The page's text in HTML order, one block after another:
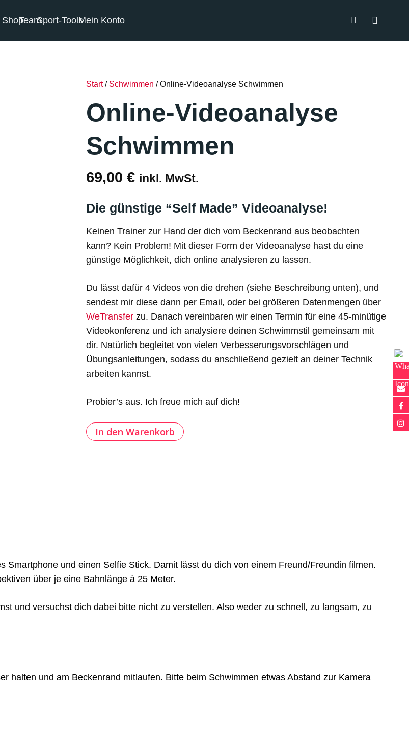
ShopTeamSport-ToolsMein Konto
Start/ Schwimmen / Online-Videoanalyse Schwimmen
Online-Videoanalyse
Schwimmen
69,00 € inkl. MwSt.
Die günstige “Self Made” Videoanalyse!
Keinen Trainer zur Hand der dich vom Beckenrand aus beobachten
kann? Kein Problem! Mit dieser Form der Videoanalyse hast du eine
günstige Möglichkeit, dich online analysieren zu lassen.
Du lässt dafür 4 Videos von die drehen (siehe Beschreibung unten), und
sendest mir diese dann per Email, oder bei größeren Datenmengen über
WeTransferzu. Danach vereinbaren wir einen Termin für eine 45-minütige
Videokonferenz und ich analysiere deinen Schwimmstil gemeinsam mit
dir. Natürlich begleitet von vielen Verbesserungsvorschlägen und
Übungsanleitungen, sodass du anschließend gezielt an deiner Technik
arbeiten kannst.
Probier’s aus. Ich freue mich auf dich!
Online-
In den Warenkorb
Smartphone und einen Selfie Stick. Damit lässt du dich von einem Freund/Freundin filmen.
über je eine Bahnlänge à 25 Meter.
und versuchst dich dabei bitte nicht zu verstellen. Also weder zu schnell, zu langsam, zu
halten und am Beckenrand mitlaufen. Bitte beim Schwimmen etwas Abstand zur Kamera